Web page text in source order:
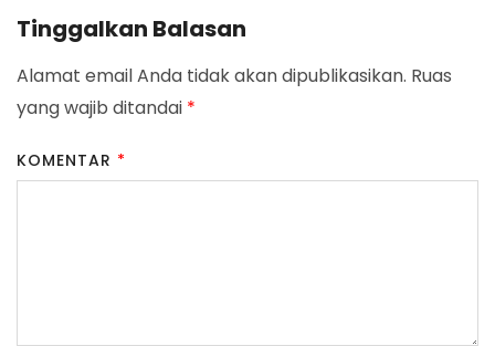
Tinggalkan Balasan
Alamat email Anda tidak akan dipublikasikan. Ruas
yang wajib ditandai *
KOMENTAR *